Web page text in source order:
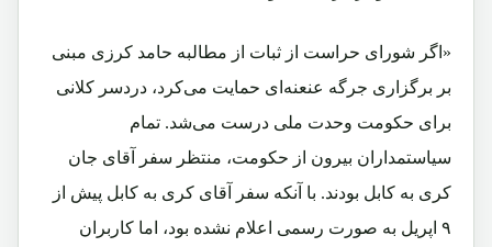
«اگر شورای حراست از ثبات از مطالبه ‌حامد کرزی مبنی
بر برگزاری جرگه عنعنه‌ای حمایت می‌کرد، درد‌سر کلانی
برای حکومت وحدت ملی درست می‌شد. تمام
سیاستمداران بیرون از حکومت، منتظر سفر آقای جان
کری به کابل بودند. با آنکه سفر آقای کری به کابل پیش از
۹ اپریل به‌‌ صورت رسمی ‌اعلام نشده بود، اما کاربران